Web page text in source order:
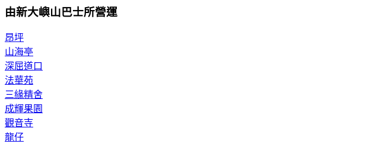
由新大嶼山巴士所營運
昂坪
山海亭
深屈道口
法華苑
三緣精舍
成輝果園
觀音寺
龍仔